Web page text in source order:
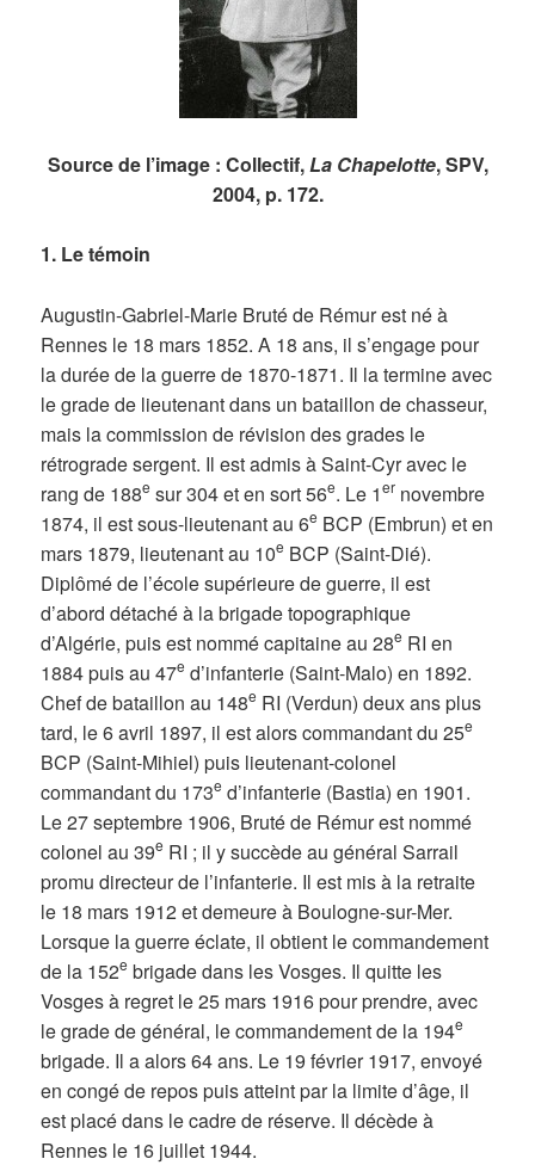
Source de l’image : Collectif, La Chapelotte, SPV,
2004, p. 172.
1. Le témoin
Augustin-Gabriel-Marie Bruté de Rémur est né à
Rennes le 18 mars 1852. A 18 ans, il s’engage pour
la durée de la guerre de 1870-1871. Il la termine avec
le grade de lieutenant dans un bataillon de chasseur,
mais la commission de révision des grades le
rétrograde sergent. Il est admis à Saint-Cyr avec le
rang de 188e sur 304 et en sort 56e. Le 1er novembre
1874, il est sous-lieutenant au 6e BCP (Embrun) et en
mars 1879, lieutenant au 10e BCP (Saint-Dié).
Diplômé de l’école supérieure de guerre, il est
d’abord détaché à la brigade topographique
d’Algérie, puis est nommé capitaine au 28e RI en
1884 puis au 47e d’infanterie (Saint-Malo) en 1892.
Chef de bataillon au 148e RI (Verdun) deux ans plus
tard, le 6 avril 1897, il est alors commandant du 25e
BCP (Saint-Mihiel) puis lieutenant-colonel
commandant du 173e d’infanterie (Bastia) en 1901.
Le 27 septembre 1906, Bruté de Rémur est nommé
colonel au 39e RI ; il y succède au général Sarrail
promu directeur de l’infanterie. Il est mis à la retraite
le 18 mars 1912 et demeure à Boulogne-sur-Mer.
Lorsque la guerre éclate, il obtient le commandement
de la 152e brigade dans les Vosges. Il quitte les
Vosges à regret le 25 mars 1916 pour prendre, avec
le grade de général, le commandement de la 194e
brigade. Il a alors 64 ans. Le 19 février 1917, envoyé
en congé de repos puis atteint par la limite d’âge, il
est placé dans le cadre de réserve. Il décède à
Rennes le 16 juillet 1944.